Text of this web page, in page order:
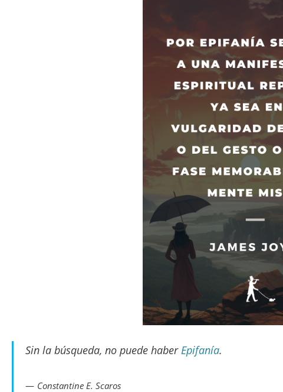
Sin la búsqueda, no puede haberEpifanía.
Constantine E. Scaros